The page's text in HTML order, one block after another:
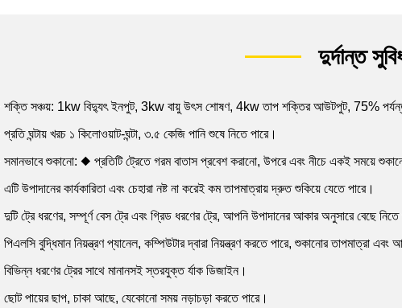
দুর্দান্ত
সঞ্চয়: 1kw বিদ্যুৎ ইনপুট, 3kw বায়ু উৎস শোষণ, 4kw তাপ শক্তির আউটপুট, 75%
ঘন্টায় খরচ ১ কিলোওয়াট-ঘন্টা, ৩.৫ কেজি পানি শুষে নিতে পারে।
শুকানো: ◆ প্রতিটি ট্রেতে গরম বাতাস প্রবেশ করানো, উপরে এবং নীচে একই সময়ে
উপাদানের কার্যকারিতা এবং চেহারা নষ্ট না করেই কম তাপমাত্রায় দ্রুত শুকিয়ে যেতে পারে।
ট্রে ধরণের, সম্পূর্ণ বেস ট্রে এবং গ্রিড ধরণের ট্রে, আপনি উপাদানের আকার অনুসারে বেছে নিতে
বুদ্ধিমান নিয়ন্ত্রণ প্যানেল, কম্পিউটার দ্বারা নিয়ন্ত্রণ করতে পারে, শুকানোর তাপমাত্রা এবং
ধরণের ট্রের সাথে মানানসই স্তরযুক্ত র্যাক ডিজাইন।
পায়ের ছাপ, চাকা আছে, যেকোনো সময় নড়াচড়া করতে পারে।